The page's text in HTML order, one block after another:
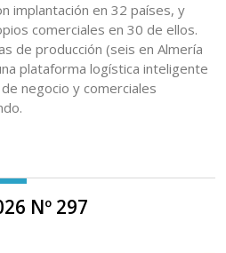
implantación en 32 países, y
comerciales en 30 de ellos.
de producción (seis en Almería
plataforma logística inteligente
negocio y comerciales
Nº 297